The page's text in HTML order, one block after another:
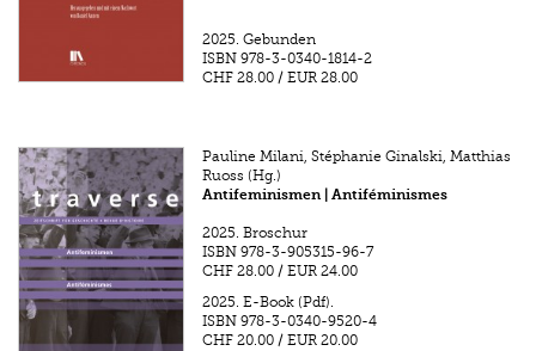
2025. Gebunden
ISBN 978-3-0340-1814-2
CHF 28.00 /EUR 28.00
Pauline Milani, Stéphanie Ginalski, Matthias
Ruoss (Hg.)
Antifeminismen | Antiféminismes
2025. Broschur
ISBN 978-3-905315-96-7
CHF 28.00 /EUR 24.00
2025. E-Book (Pdf).
ISBN 978-3-0340-9520-4
CHF 20.00 /EUR 20.00